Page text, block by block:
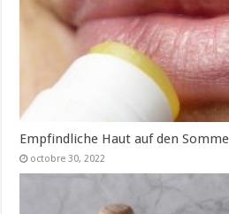
Empfindliche Haut auf den
octobre 30, 2022